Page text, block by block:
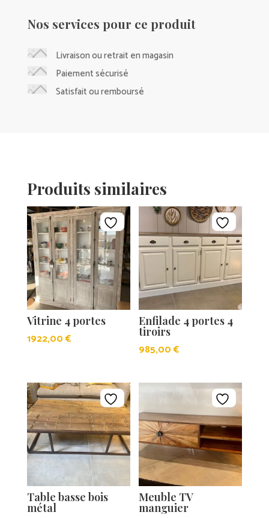
Nos services pour ce produit
Livraison ou retrait en magasin
Paiement sécurisé
Satisfait ou remboursé
Produits similaires
Vitrine 4 portes
1922,00€
Enfilade 4 portes 4
tiroirs
985,00€
Table basse bois
métal
Meuble TV
manguier